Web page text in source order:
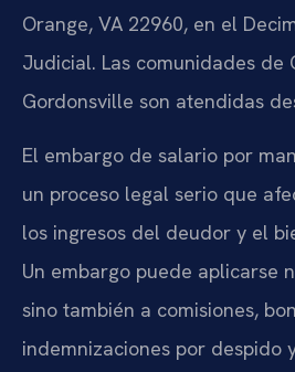
Orange, VA 22960, en el
Judicial. Las comunidades de
Gordonsville son atendidas
El embargo de salario por
un proceso legal serio que
los ingresos del deudor y el
Un embargo puede aplicarse
sino también a comisiones,
indemnizaciones por despido